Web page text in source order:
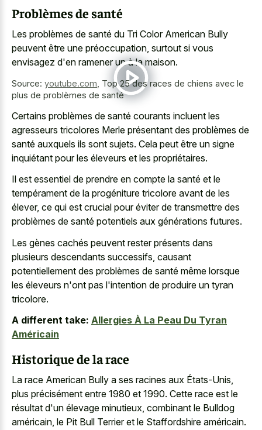
Problèmes de santé
Les problèmes de santé du Tri Color American Bully
peuvent être une préoccupation, surtout si vous
envisagez d'en ramener un à la maison.
Source: youtube.com Top 25 des races de chiens avec le
plus de problèmes de santé
Certains problèmes de santé courants incluent les
agresseurs tricolores Merle présentant des problèmes de
santé auxquels ils sont sujets. Cela peut être un signe
inquiétant pour les éleveurs et les propriétaires.
Il est essentiel de prendre en compte la santé et le
tempérament de la progéniture tricolore avant de les
élever, ce qui est crucial pour éviter de transmettre des
problèmes de santé potentiels aux générations futures.
Les gènes cachés peuvent rester présents dans
plusieurs descendants successifs, causant
potentiellement des problèmes de santé même lorsque
les éleveurs n'ont pas l'intention de produire un tyran
tricolore.
A different take: Allergies À La Peau Du Tyran
Américain
Historique de la race
La race American Bully a ses racines aux États-Unis,
plus précisément entre 1980 et 1990. Cette race est le
résultat d'un élevage minutieux, combinant le Bulldog
américain, le Pit Bull Terrier et le Staffordshire américain.